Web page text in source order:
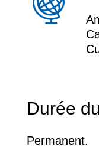
Durée
Permanent.